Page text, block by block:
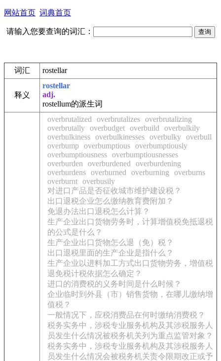
网站首页 词典首页
请输入您要查询的词汇：
词汇 rostellar
释义
rostellar
adj.
rostellum的派生词
overbrutalized overbrutalizes overbrutalizing
overbrutally overbudget overbuild
overbulkily
overbulkiness overbulkinesses overbulky overbull
overbump overbumptious overbumptiously
overbumptiousness overbumptiousnesses
overburden
overburdened
overburdening
overburdens overburned overburning
overburns
overburnt overbusily
对进口产品是否征收城市维护建设税？
出口退税企业怎么缴纳教育费附加？
免退办法出口退税怎么计算？
生产企业出口货物劳务时，计算增值税免抵退税
的公式是什么？
生产企业出口货物怎么退（免）税？
出口退税里面的生产企业是指什么？
生产企业以进料加工方式出口货物劳务，增值税
退免税计税依据怎么确定？
进口的消费税的义务时间是什么时候？
企业临时到外县（市）销售货物，在哪儿缴纳增
值税？
一般情况下，应税消费品在何时缴纳消费税？
税务实务中，涉税专业服务机构及其涉税服务人
员发生什么情况被税务机关列为重点监管对象？
税务实务中，涉税专业服务机构及其涉税服务人
员发生什么情况会被税务机关责令限期改正或予